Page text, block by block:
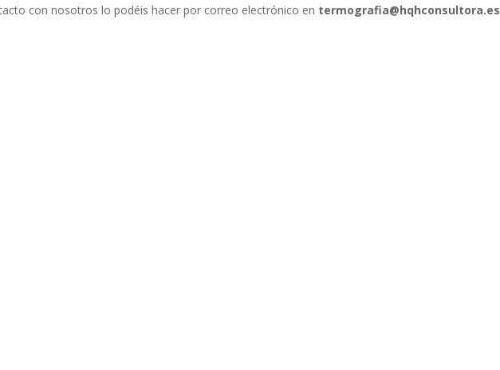
con nosotros lo podéis hacer por correo electrónico en termografia@hqhconsultora.es